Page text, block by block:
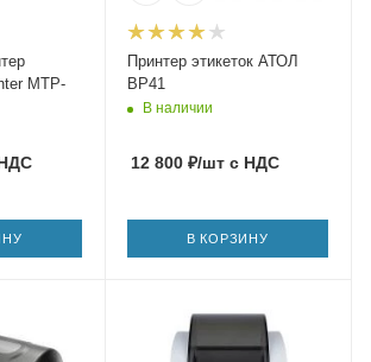
MTP-
Принтер этикеток АТОЛ
BP41
В наличии
12 800₽/штс НДС
В КОРЗИНУ